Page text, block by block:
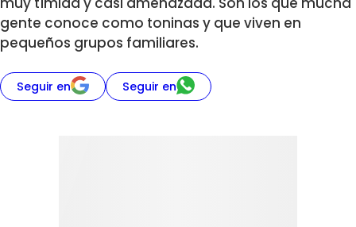
gente conoce como toninas y que viven en
pequeños grupos familiares.
Seguir en Seguir en